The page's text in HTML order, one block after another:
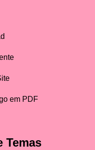
em PDF
Temas